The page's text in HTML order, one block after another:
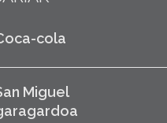
cola
Miguel